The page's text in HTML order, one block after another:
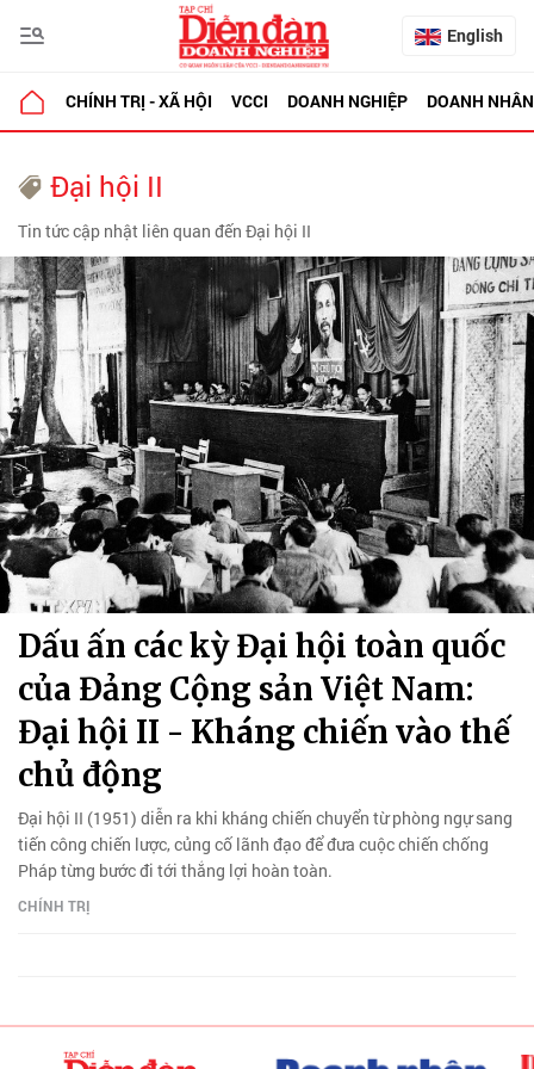
English
CHÍNH TRỊ - XÃ HỘI VCCI DOANH NGHIỆP DOANH NHÂN
Đại hội II
Tin tức cập nhật liên quan đến Đại hội II
Dấu ấn các kỳ Đại hội toàn quốc
của Đảng Cộng sản Việt Nam:
Đại hội II - Kháng chiến vào thế
chủ động
Đại hội II (1951) diễn ra khi kháng chiến chuyển từ phòng ngự sang
tiến công chiến lược, củng cố lãnh đạo để đưa cuộc chiến chống
Pháp từng bước đi tới thắng lợi hoàn toàn.
CHÍNH TRỊ